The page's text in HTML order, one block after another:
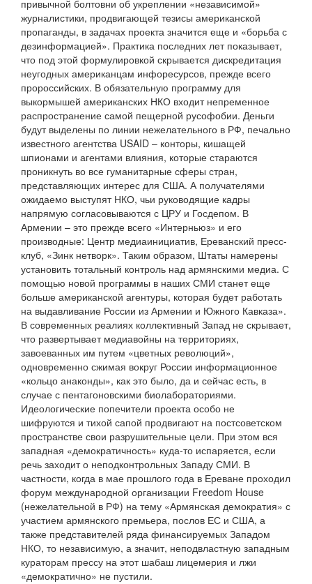
привычной болтовни об укреплении «независимой»
журналистики, продвигающей тезисы американской
пропаганды, в задачах проекта значится еще и «борьба с
дезинформацией». Практика последних лет показывает,
что под этой формулировкой скрывается дискредитация
неугодных американцам инфоресурсов, прежде всего
пророссийских. В обязательную программу для
выкормышей американских НКО входит непременное
распространение самой пещерной русофобии. Деньги
будут выделены по линии нежелательного в РФ, печально
известного агентства USAID – конторы, кишащей
шпионами и агентами влияния, которые стараются
проникнуть во все гуманитарные сферы стран,
представляющих интерес для США. А получателями
ожидаемо выступят НКО, чьи руководящие кадры
напрямую согласовываются с ЦРУ и Госдепом. В
Армении – это прежде всего «Интерньюз» и его
производные: Центр медиаинициатив, Ереванский пресс-
клуб, «Зинк нетворк». Таким образом, Штаты намерены
установить тотальный контроль над армянскими медиа. С
помощью новой программы в наших СМИ станет еще
больше американской агентуры, которая будет работать
на выдавливание России из Армении и Южного Кавказа».
В современных реалиях коллективный Запад не скрывает,
что развертывает медиавойны на территориях,
завоеванных им путем «цветных революций»,
одновременно сжимая вокруг России информационное
«кольцо анаконды», как это было, да и сейчас есть, в
случае с пентагоновскими биолабораториями.
Идеологические попечители проекта особо не
шифруются и тихой сапой продвигают на постсоветском
пространстве свои разрушительные цели. При этом вся
западная «демократичность» куда-то испаряется, если
речь заходит о неподконтрольных Западу СМИ. В
частности, когда в мае прошлого года в Ереване проходил
форум международной организации Freedom House
(нежелательной в РФ) на тему «Армянская демократия» с
участием армянского премьера, послов ЕС и США, а
также представителей ряда финансируемых Западом
НКО, то независимую, а значит, неподвластную западным
кураторам прессу на этот шабаш лицемерия и лжи
«демократично» не пустили.